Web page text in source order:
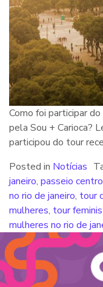
Como foi participar
pela Sou + Carioca?
participou do tour
Posted in Notícias
janeiro, passeio
no rio de janeiro, tour
mulheres, tour
mulheres no rio de